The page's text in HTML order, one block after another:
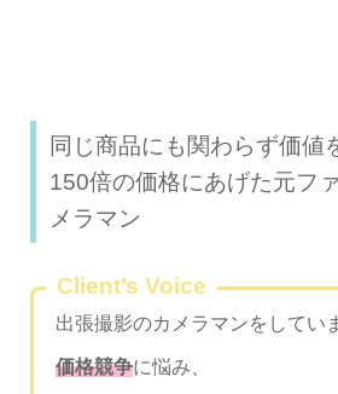
同じ商品にも関わらず価値
150倍の価格にあげた元フ
メラマン
Client’s Voice
出張撮影のカメラマンをしてい
価格競争に悩み、